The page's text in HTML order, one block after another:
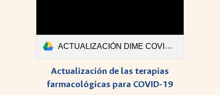
ACTUALIZACIÓN DIME COVID-Boletin #47.pdf
Actualización de las terapias
farmacológicas para COVID-19